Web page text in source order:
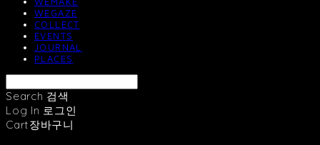
WEGAZE
COLLECT
EVENTS
JOURNAL
PLACES
Search 검색
Log In 로그인
Cart장바구니